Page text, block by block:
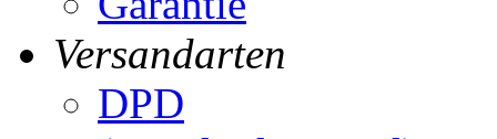
Versandarten
DPD